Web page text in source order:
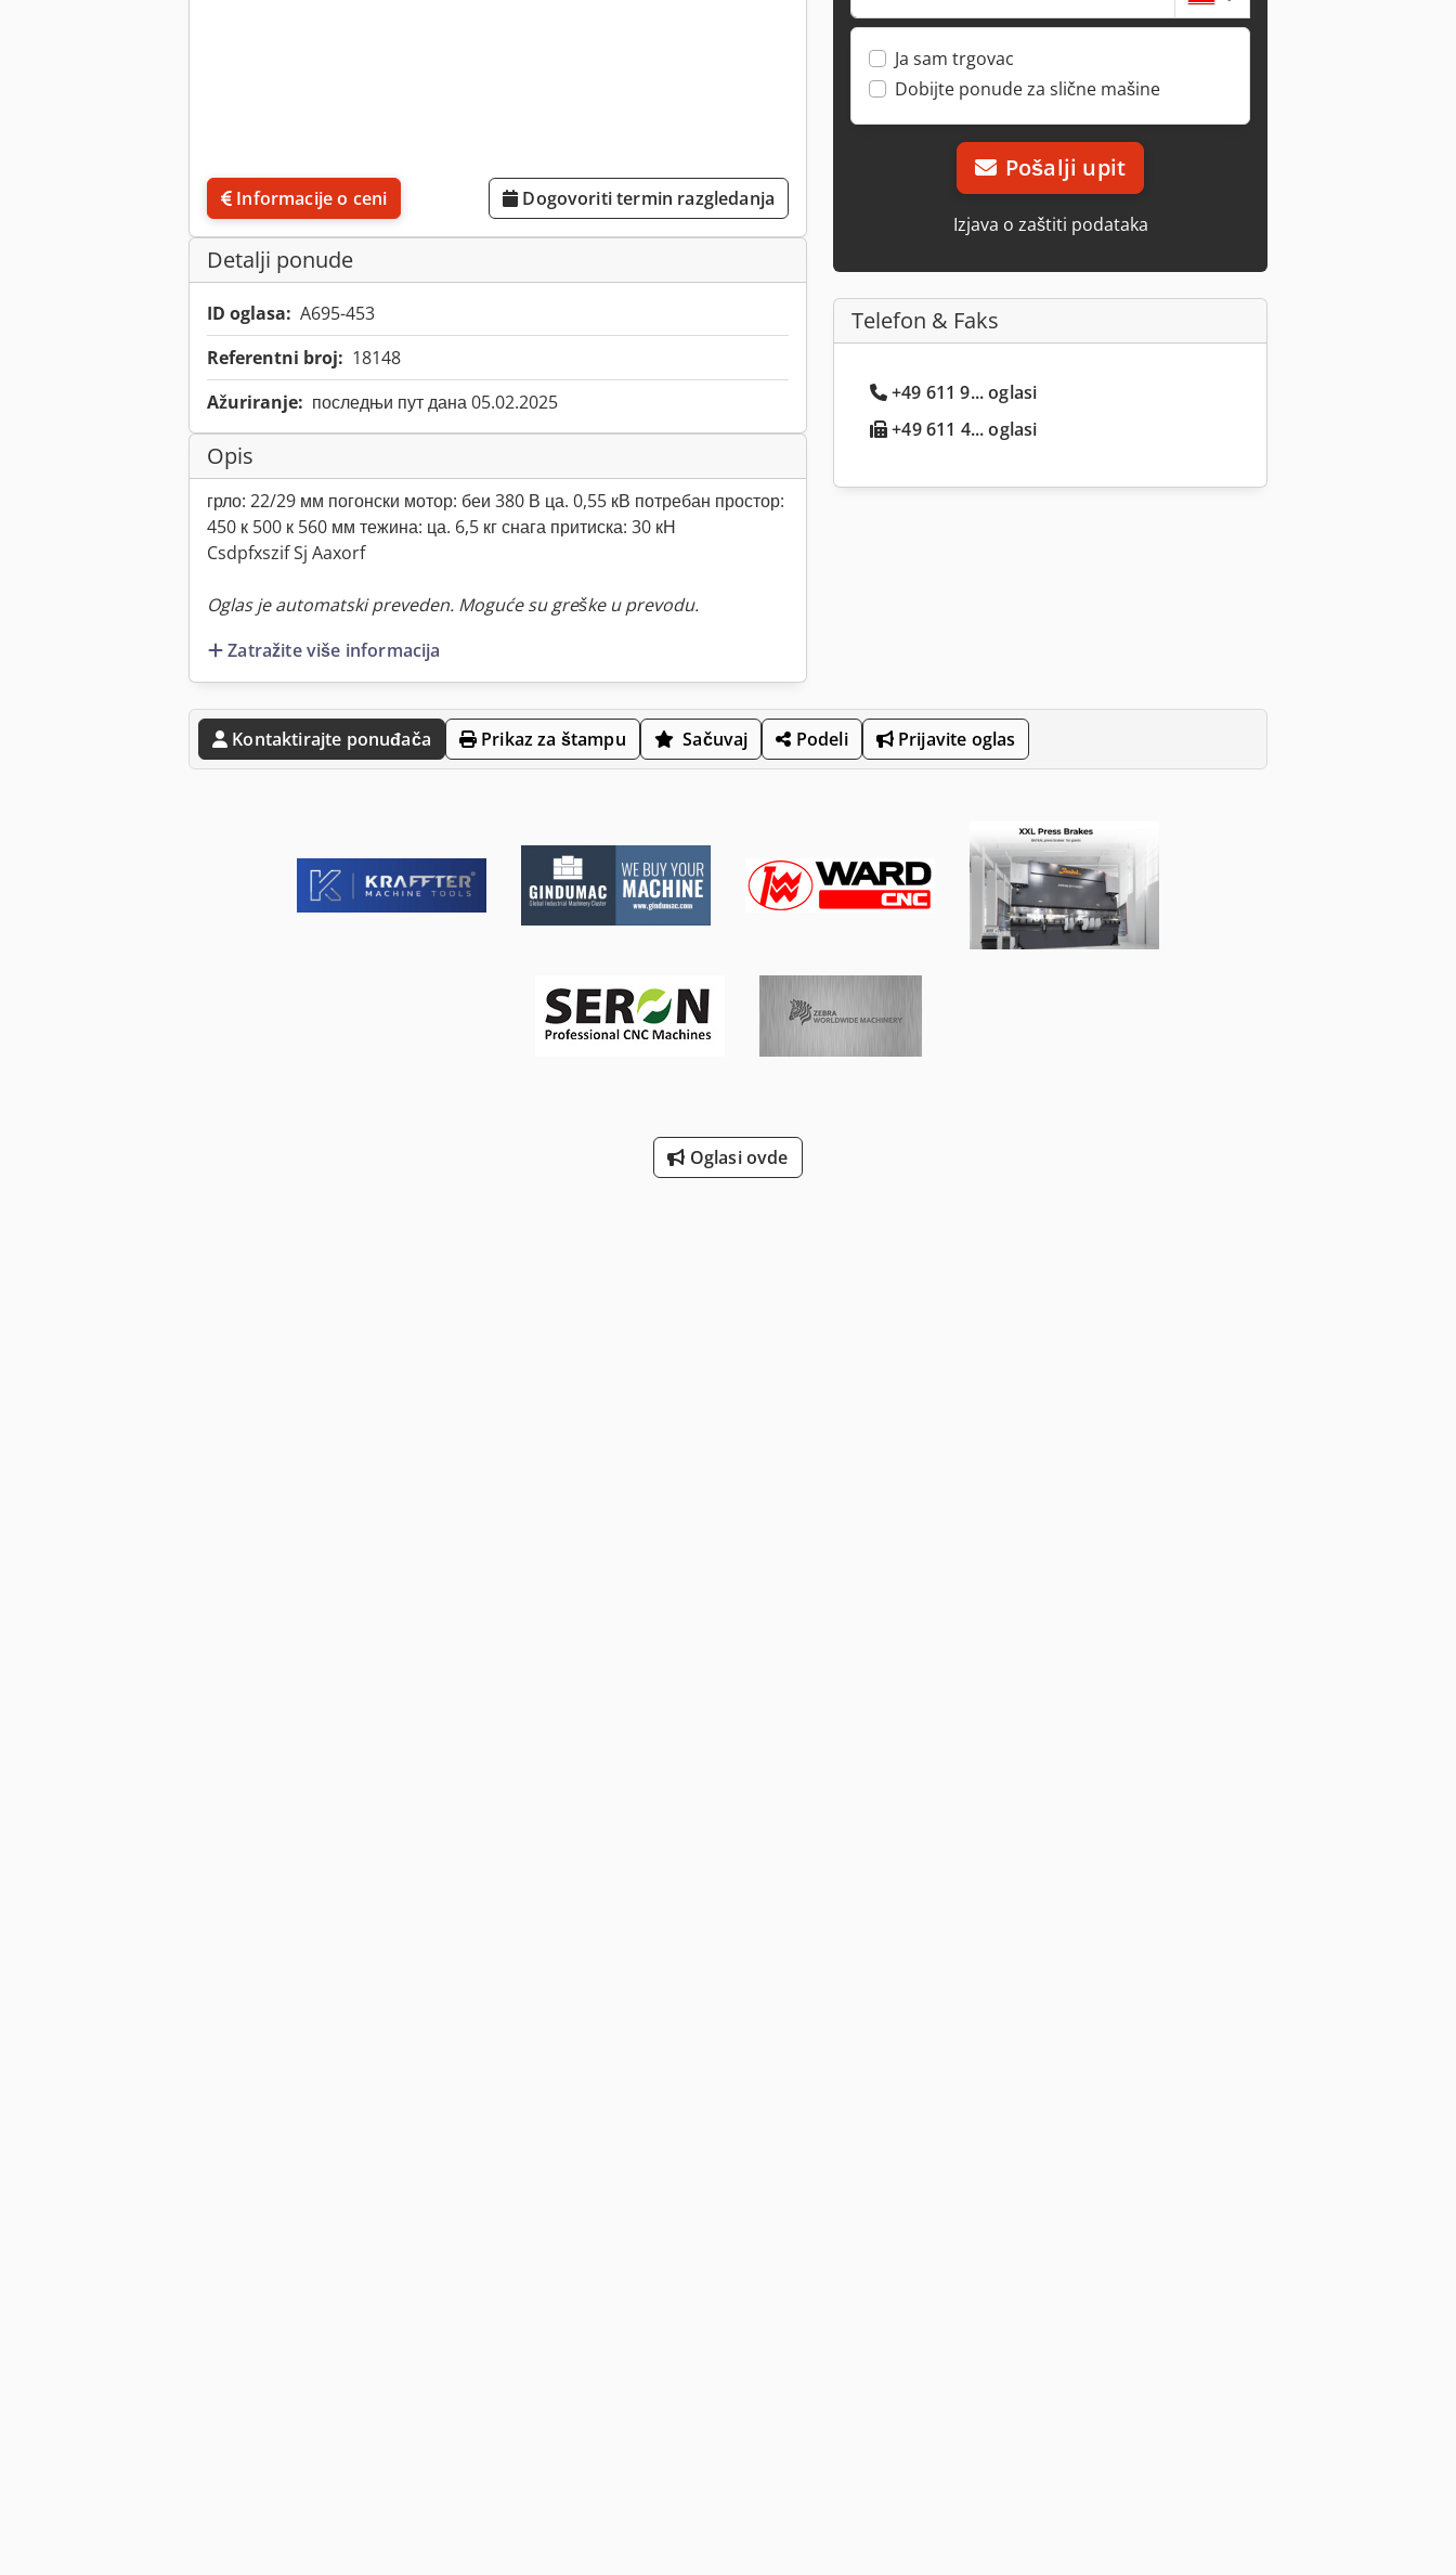
Informacije o ceni Dogovoriti termin razgledanja
Detalji ponude
ID oglasa: A695-453
Referentni broj: 18148
Ažuriranje: последњи пут дана 05.02.2025
Opis
грло: 22/29 мм погонски мотор: беи 380 В ца. 0,55 кВ потребан простор:
450 к 500 к 560 мм тежина: ца. 6,5 кг снага притиска: 30 кН
Csdpfxszif Sj Aaxorf
Oglas je automatski preveden. Moguće su greške u prevodu.
Zatražite više informacija
Ja sam trgovac
Dobijte ponude za slične mašine
Pošalji upit
Izjava o zaštiti podataka
Telefon & Faks
+49 611 9... oglasi
+49 611 4... oglasi
Kontaktirajte ponuđača Prikaz za štampu Sačuvaj Podeli Prijavite oglas
Oglasi ovde